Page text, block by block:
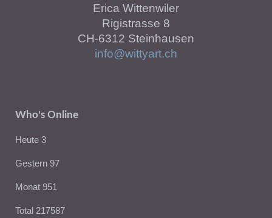
Erica Wittenwiler
Rigistrasse 8
CH-6312 Steinhausen
info@wittyart.ch
Who's Online
Heute 3
Gestern 97
Monat 951
Total 217587